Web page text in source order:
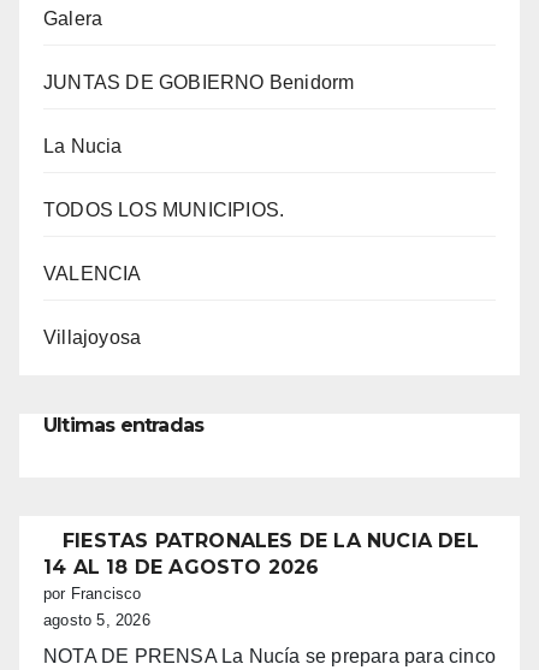
Galera
JUNTAS DE GOBIERNO Benidorm
La Nucia
TODOS LOS MUNICIPIOS.
VALENCIA
Villajoyosa
Ultimas entradas
FIESTAS PATRONALES DE LA NUCIA DEL
14 AL 18 DE AGOSTO 2026
por Francisco
agosto 5, 2026
NOTA DE PRENSA La Nucía se prepara para cinco